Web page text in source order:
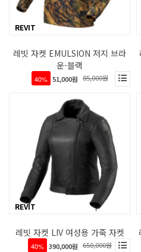
REVIT
레빗 자켓 EMULSION 저지 브라
운-블랙
40% 51,000원 85,000원
REVIT
레빗 자켓 LIV 여성용 가죽 자켓
40% 390,000원 650,000원